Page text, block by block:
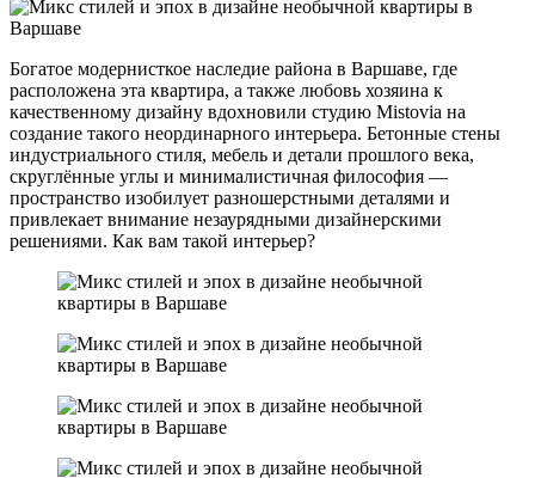
Богатое модернисткое наследие района в Варшаве, где
расположена эта квартира, а также любовь хозяина к
качественному дизайну вдохновили студию Mistovia на
создание такого неординарного интерьера. Бетонные стены
индустриального стиля, мебель и детали прошлого века,
скруглённые углы и минималистичная философия —
пространство изобилует разношерстными деталями и
привлекает внимание незаурядными дизайнерскими
решениями. Как вам такой интерьер?